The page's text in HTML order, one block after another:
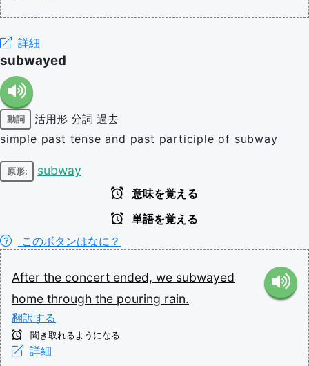
詳細
subwayed
動詞 活用形 分詞 過去
simple past tense and past participle of subway
原形: subway
意味を覚える
単語を覚える
このボタンはなに？
After the concert ended, we subwayed
home through the pouring rain.
翻訳する
聞き取れるようになる
詳細